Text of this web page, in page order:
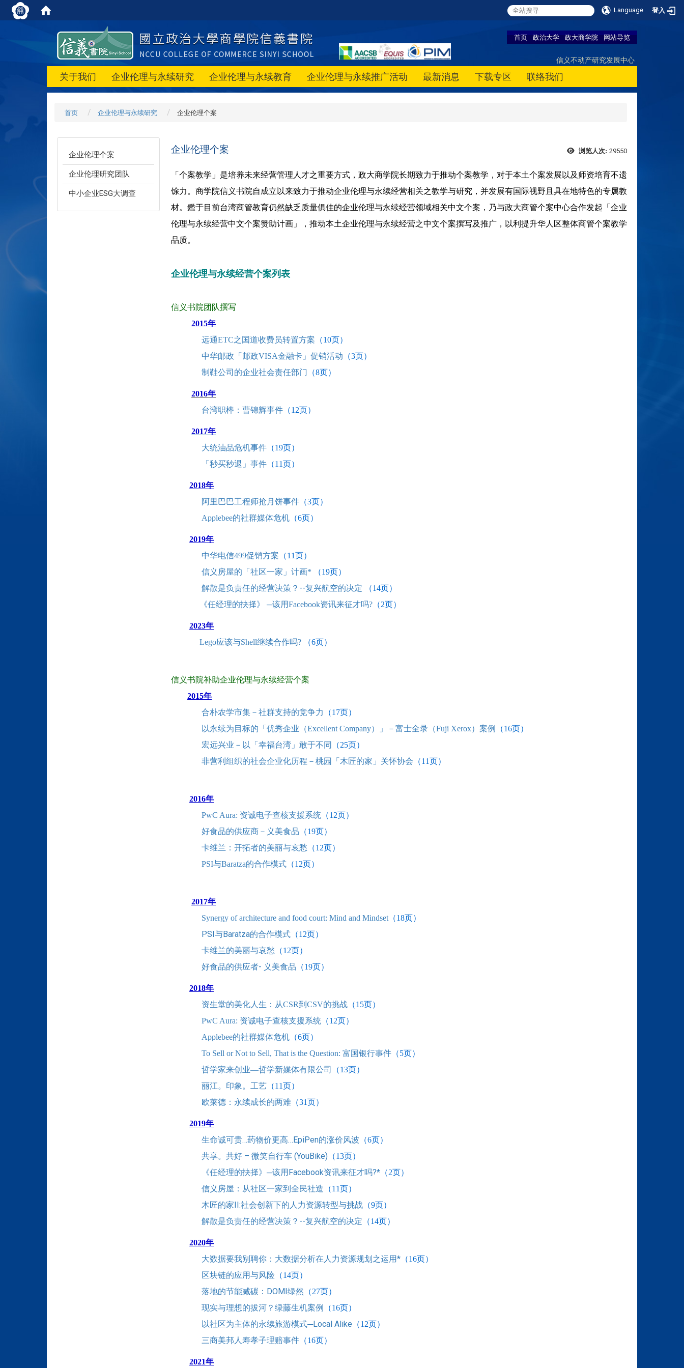
Language 登入
首页 政治大学 政大商学院 网站导览
信义不动产研究发展中心
关于我们 企业伦理与永续研究 企业伦理与永续教育 企业伦理与永续推广活动 最新消息 下载专区 联络我们
首页 企业伦理与永续研究 企业伦理个案
企业伦理个案
企业伦理研究团队
中小企业ESG大调查
浏览人次: 29550
企业伦理个案
「个案教学」是培养未来经营管理人才之重要方式，政大商学院长期致力于推动个案教学，对于本土个案发展以及师资培育不遗
馀力。商学院信义书院自成立以来致力于推动企业伦理与永续经营相关之教学与研究，并发展有国际视野且具在地特色的专属教
材。鑑于目前台湾商管教育仍然缺乏质量俱佳的企业伦理与永续经营领域相关中文个案，乃与政大商管个案中心合作发起「企业
伦理与永续经营中文个案赞助计画」，推动本土企业伦理与永续经营之中文个案撰写及推广，以利提升华人区整体商管个案教学
品质。
企业伦理与永续经营个案列表
信义书院团队撰写
2015年
远通ETC之国道收费员转置方案 （10页）
中华邮政「邮政VISA金融卡」促销活动 （3页）
制鞋公司的企业社会责任部门
（8页）
2016年
台湾职棒：曹锦辉事件 （12页）
2017年
大统油品危机事件 （19页）
「秒买秒退」事件 （11页）
2018年
阿里巴巴工程师抢月饼事件 （3页）
Applebee的社群媒体危机 （6页）
2019年
中华电信499促销方案 （11页）
信义房屋的「社区一家」计画*
（19页）
解散是负责任的经营决策？--复兴航空的决定 （14页）
《任经理的抉择》 ─该用Facebook资讯来征才吗? （2页）
2023年
Lego应该与Shell继续合作吗?
（6页）
信义书院补助企业伦理与永续经营个案
2015年
合朴农学市集－社群支持的竞争力
（17页）
以永续为目标的「优秀企业（Excellent Company）」－富士全录（Fuji Xerox）案例
（16页）
宏远兴业－以「幸福台湾」敢于不同
（25页）
非营利组织的社会企业化历程－桃园「木匠的家」关怀协会 （11页）
2016年
PwC Aura: 资诚电子查核支援系统 （12页）
好食品的供应商－义美食品 （19页）
卡维兰：开拓者的美丽与哀愁 （12页）
PSI与Baratza的合作模式 （12页）
2017年
Synergy of architecture and food court: Mind and Mindset （18页）
PSI与Baratza的合作模式 （12页）
卡维兰的美丽与哀愁 （12页）
好食品的供应者- 义美食品 （19页）
2018年
资生堂的美化人生：从CSR到CSV的挑战 （15页）
PwC Aura: 资诚电子查核支援系统 （12页）
Applebee的社群媒体危机 （6页）
To Sell or Not to Sell, That is the Question: 富国银行事件 （5页）
哲学家来创业―哲学新媒体有限公司
（13页）
丽江。印象。工艺 （11页）
欧莱德：永续成长的两难 （31页）
2019年
生命诚可贵…药物价更高…EpiPen的涨价风波 （6页）
共享。共好 – 微笑自行车 (YouBike) （13页）
《任经理的抉择》─该用Facebook资讯来征才吗?* （2页）
信义房屋：从社区一家到全民社造 （11页）
木匠的家II:社会创新下的人力资源转型与挑战 （9页）
解散是负责任的经营决策？--复兴航空的决定 （14页）
2020年
大数据要我别聘你：大数据分析在人力资源规划之运用* （16页）
区块链的应用与风险 （14页）
落地的节能减碳：DOMI绿然 （27页）
现实与理想的拔河？绿藤生机案例 （16页）
以社区为主体的永续旅游模式─Local Alike （12页）
三商美邦人寿孝子理赔事件 （16页）
2021年